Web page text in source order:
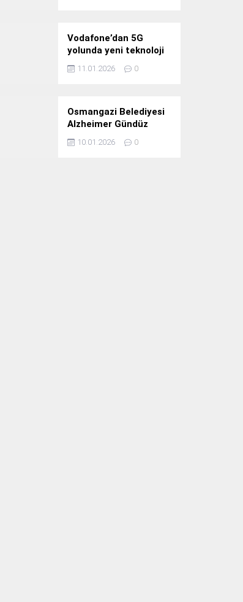
Vodafone’dan 5G
yolunda yeni teknoloji
yatırımı
11.01.2026 0
Osmangazi Belediyesi
Alzheimer Gündüz
Bakım Evi 3. Yılını
Kutladı
10.01.2026 0